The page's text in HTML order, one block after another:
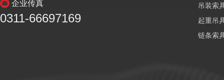
企业传真
0311-66697169
吊装索
起重吊
链条索